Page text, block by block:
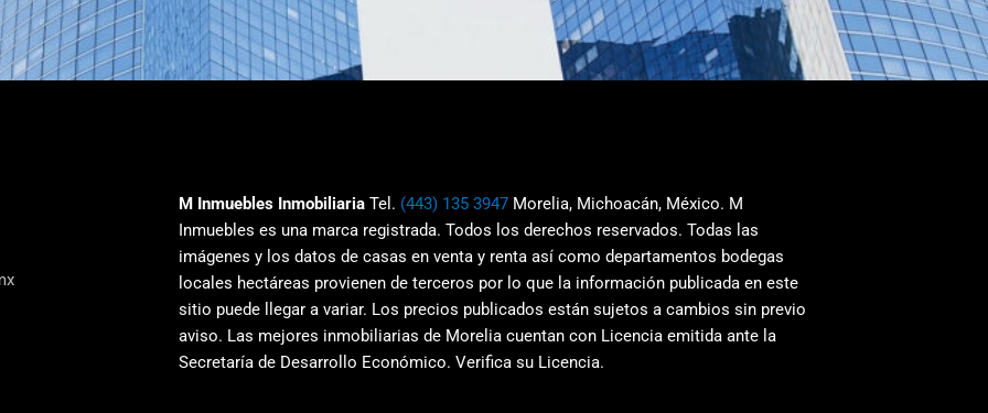
M Inmuebles Inmobiliaria Tel. (443) 135 3947 Morelia, Michoacán, México. M
Inmuebles es una marca registrada. Todos los derechos reservados. Todas las
imágenes y los datos de casas en venta y renta así como departamentos bodegas
locales hectáreas provienen de terceros por lo que la información publicada en este
sitio puede llegar a variar. Los precios publicados están sujetos a cambios sin previo
aviso. Las mejores inmobiliarias de Morelia cuentan con Licencia emitida ante la
Secretaría de Desarrollo Económico. Verifica su Licencia.